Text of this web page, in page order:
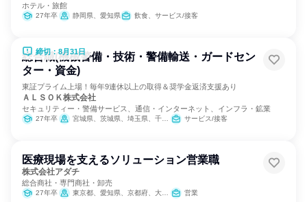
ホテル・旅館
27年卒 静岡県、愛知県 飲食、サービス/接客
締切：8月31日
総合職(機械警備・技術・警備輸送・ガードセン
ター・資金)
東証プライム上場！毎年9連休以上の取得＆奨学金返済支援あり
ＡＬＳＯＫ株式会社
セキュリティー・警備サービス、通信・インターネット、インフラ・鉱業
27年卒 宮城県、茨城県、埼玉県、千葉県、東京都、神奈川県、山梨県、長野県、静岡県、愛知県、滋賀県、京都府、大阪府、兵庫県、奈良県、和歌山県、岡山県、山口県、徳島県、香川県、高知県、福岡県、熊本県、大分県 サービス/接客
医療現場を支えるソリューション営業職
株式会社アダチ
総合商社・専門商社・卸売
27年卒 東京都、愛知県、京都府、大阪府、兵庫県、広島県、福岡県 営業